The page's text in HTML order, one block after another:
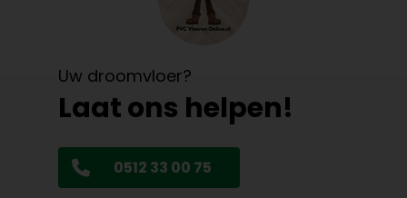
Uw droomvloer?
Laat ons helpen!
0512 33 00 75